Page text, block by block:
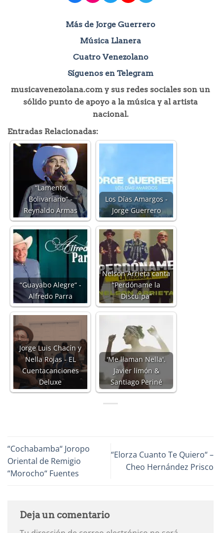
Más de Jorge Guerrero
Música Llanera
Cuatro Venezolano
Síguenos en Telegram
musicavenezolana.com y sus redes sociales son un
sólido punto de apoyo a la música y al artista
nacional.
Entradas Relacionadas:
“Lamento
Bolivariano“ -
Reynaldo Armas
Los Días Amargos -
Jorge Guerrero
“Guayabo Alegre“ -
Alfredo Parra
Nelson Arrieta canta
“Perdóname la
Disculpa“
Jorge Luis Chacín y
Nella Rojas - EL
Cuentacanciones
Deluxe
'Me llaman Nella'.
Javier limón &
Santiago Periné
“Cochabamba“ Joropo
Oriental de Remigio
“Morocho“ Fuentes
“Elorza Cuanto Te Quiero“ –
Cheo Hernández Prisco
Deja un comentario